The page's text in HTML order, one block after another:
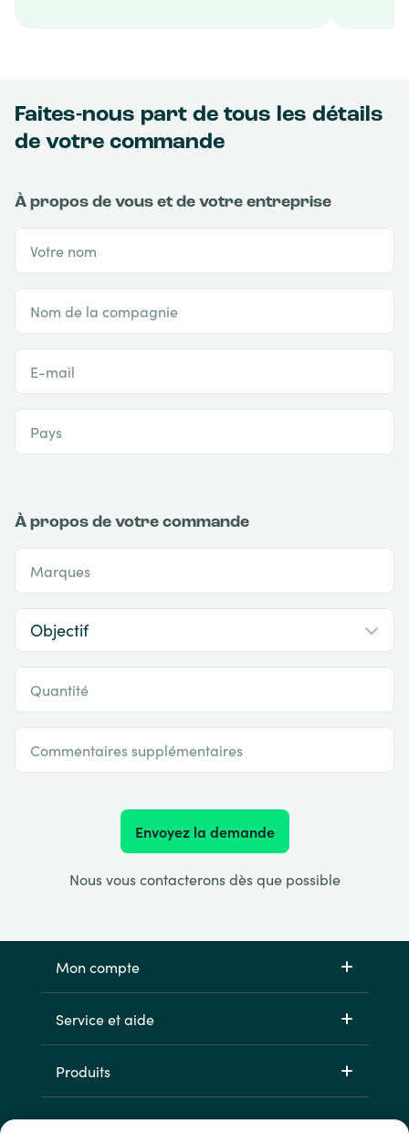
Faites-nous part de tous les détails
de votre commande
À propos de vous et de votre entreprise
Votre nom
Nom de la compagnie
E-mail
Pays
À propos de votre commande
Marques
Quantité
Commentaires supplémentaires
Envoyez la demande
Nous vous contacterons dès que possible
Mon compte
Service et aide
Produits